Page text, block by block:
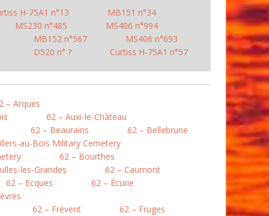
H-75A1 n°13
MB151 n°34
MS230 n°485
MS406 n°994
MB152 n°567
MS406 n°693
D520 n° ?
Curtiss H-75A1 n°57
– Arques
62 – Auxi-le-Château
62 – Beaurains
62 – Bellebrune
au-Bois Military Cemetery
62 – Bourthes
les-Grandes
62 – Caumont
62 – Ecques
62 – Écurie
62 – Frévent
62 – Fruges